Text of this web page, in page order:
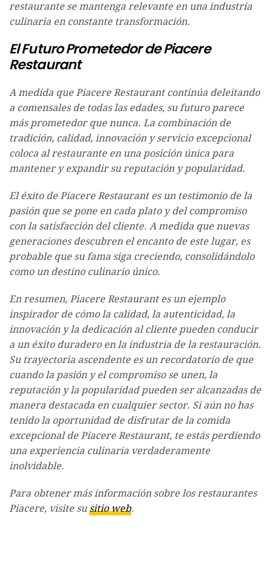
restaurante se mantenga relevante en una industria
culinaria en constante transformación.
El Futuro Prometedor de Piacere
Restaurant
A medida que Piacere Restaurant continúa deleitando
a comensales de todas las edades, su futuro parece
más prometedor que nunca. La combinación de
tradición, calidad, innovación y servicio excepcional
coloca al restaurante en una posición única para
mantener y expandir su reputación y popularidad.
El éxito de Piacere Restaurant es un testimonio de la
pasión que se pone en cada plato y del compromiso
con la satisfacción del cliente. A medida que nuevas
generaciones descubren el encanto de este lugar, es
probable que su fama siga creciendo, consolidándolo
como un destino culinario único.
En resumen, Piacere Restaurant es un ejemplo
inspirador de cómo la calidad, la autenticidad, la
innovación y la dedicación al cliente pueden conducir
a un éxito duradero en la industria de la restauración.
Su trayectoria ascendente es un recordatorio de que
cuando la pasión y el compromiso se unen, la
reputación y la popularidad pueden ser alcanzadas de
manera destacada en cualquier sector. Si aún no has
tenido la oportunidad de disfrutar de la comida
excepcional de Piacere Restaurant, te estás perdiendo
una experiencia culinaria verdaderamente
inolvidable.
Para obtener más información sobre los restaurantes
Piacere, visite susitio web.